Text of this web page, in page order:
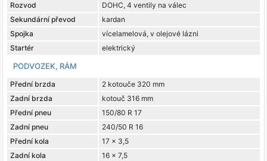
Rozvod
DOHC, 4 ventily na válec
Sekundární převod
kardan
Spojka
vícelamelová, v olejové lázni
Startér
elektrický
PODVOZEK, RÁM
Přední brzda
2 kotouče 320 mm
Zadní brzda
kotouč 316 mm
Přední pneu
150/80 R 17
Zadní pneu
240/50 R 16
Přední kola
17 x 3,5
Zadní kola
16 x 7,5